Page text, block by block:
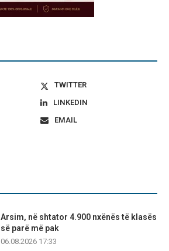
TWITTER
LINKEDIN
EMAIL
Arsim, në shtator 4.900 nxënës të klasës
së parë më pak
06.08.2026 17:33